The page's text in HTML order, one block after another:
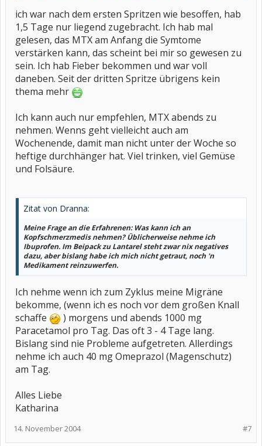
ich war nach dem ersten Spritzen wie besoffen, hab
1,5 Tage nur liegend zugebracht. Ich hab mal
gelesen, das MTX am Anfang die Symtome
verstärken kann, das scheint bei mir so gewesen zu
sein. Ich hab Fieber bekommen und war voll
daneben. Seit der dritten Spritze übrigens kein
thema mehr
Ich kann auch nur empfehlen, MTX abends zu
nehmen. Wenns geht vielleicht auch am
Wochenende, damit man nicht unter der Woche so
heftige durchhänger hat. Viel trinken, viel Gemüse
und Folsäure.
Zitat von Dranna:
Meine Frage an die Erfahrenen: Was kann ich an
Kopfschmerzmedis nehmen? Üblicherweise nehme ich
Ibuprofen. Im Beipack zu Lantarel steht zwar nix negatives
dazu, aber bislang habe ich mich nicht getraut, noch 'n
Medikament reinzuwerfen.
Ich nehme wenn ich zum Zyklus meine Migräne
bekomme, (wenn ich es noch vor dem großen Knall
schaffe
) morgens und abends 1000 mg
Paracetamol pro Tag. Das oft 3 - 4 Tage lang.
Bislang sind nie Probleme aufgetreten. Allerdings
nehme ich auch 40 mg Omeprazol (Magenschutz)
am Tag.
Alles Liebe
Katharina
#7
14. November 2004